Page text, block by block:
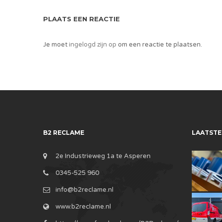
PLAATS EEN REACTIE
Je moetingelogd zijn op om een reactie te plaatsen.
B2 RECLAME
2e Industrieweg 1a te Asperen
0345-525 960
info@b2reclame.nl
www.b2reclame.nl